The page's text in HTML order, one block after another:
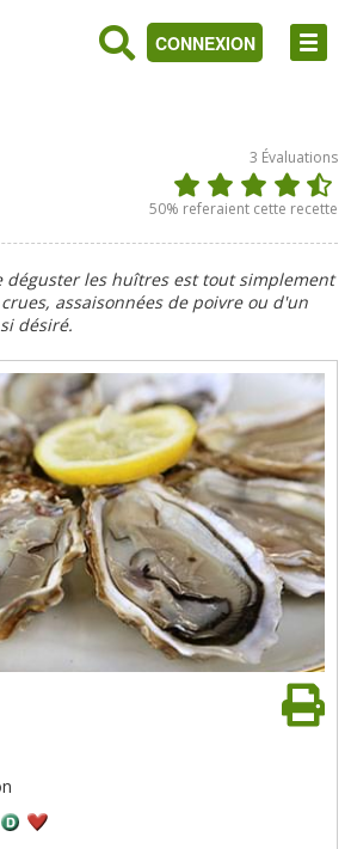
CONNEXION
3 Évaluations
50% referaient cette recette
déguster les huîtres est tout simplement
assaisonnées de poivre ou d'un
désiré.